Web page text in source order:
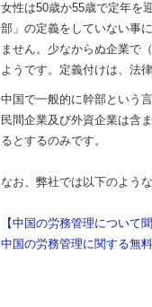
女性は50歳か55歳で定年を
部」の定義をしていない事
ません。少なからぬ企業で
ようです。定義付けは、法
中国で一般的に幹部という
民間企業及び外資企業は含
るとするのみです。
なお、弊社では以下のよう
【中国の労務管理について聞
中国の労務管理に関する無